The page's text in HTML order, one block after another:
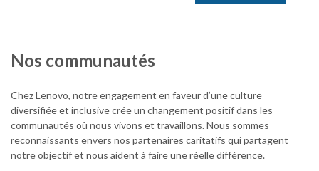
Nos communautés
Chez Lenovo, notre engagement en faveur d’une culture
diversifiée et inclusive crée un changement positif dans les
communautés où nous vivons et travaillons. Nous sommes
reconnaissants envers nos partenaires caritatifs qui partagent
notre objectif et nous aident à faire une réelle différence.